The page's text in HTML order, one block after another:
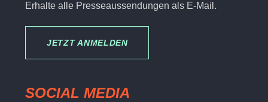
Erhalte alle Presseaussendungen als E-Mail.
JETZT ANMELDEN
SOCIAL MEDIA